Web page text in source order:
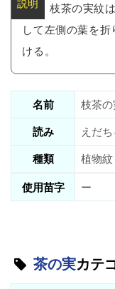
枝茶の実紋
して左側の葉を
ける。
名前
枝茶の
読み
えだ
種類
植物紋
使用苗字
ー
茶の実カテ